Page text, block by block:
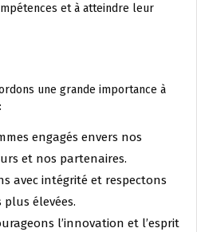
et à atteindre leur
une grande importance à
engagés envers nos
et nos partenaires.
avec intégrité et respectons
élevées.
l’innovation et l’esprit